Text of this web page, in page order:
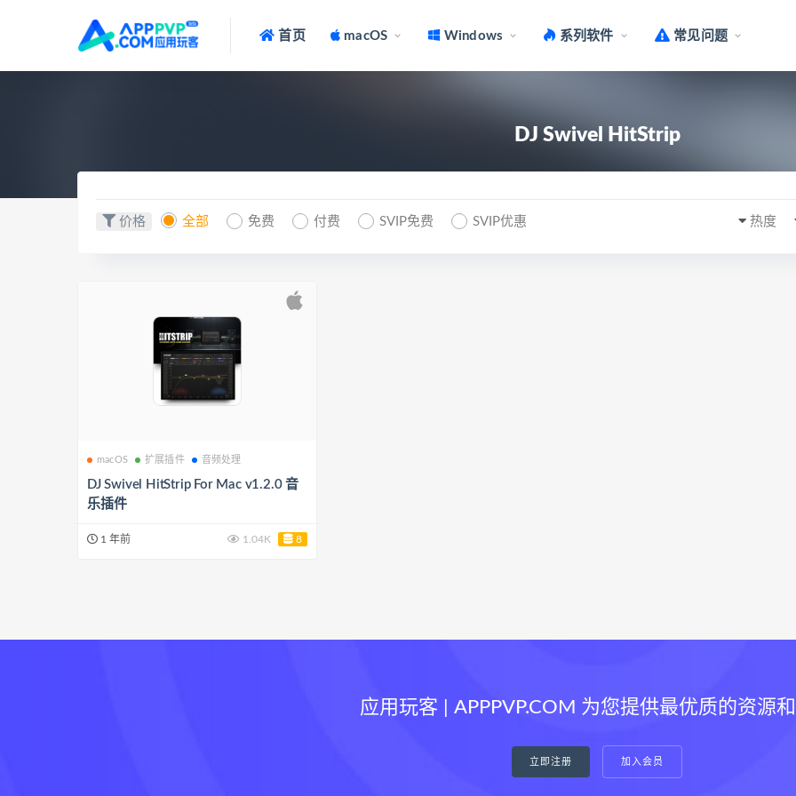
首页 macOS Windows 系列软件 常见问题
DJ Swivel HitStrip
价格 全部 免费 付费 SVIP免费 SVIP优惠 热度
macOS 扩展插件 音频处理
DJ Swivel HitStrip For Mac v1.2.0 音
乐插件
1 年前 1.04K 8
应用玩客 | APPPVP.COM 为您提供最优质的资源
立即注册 加入会员